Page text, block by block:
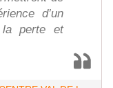
d’un
la perte et